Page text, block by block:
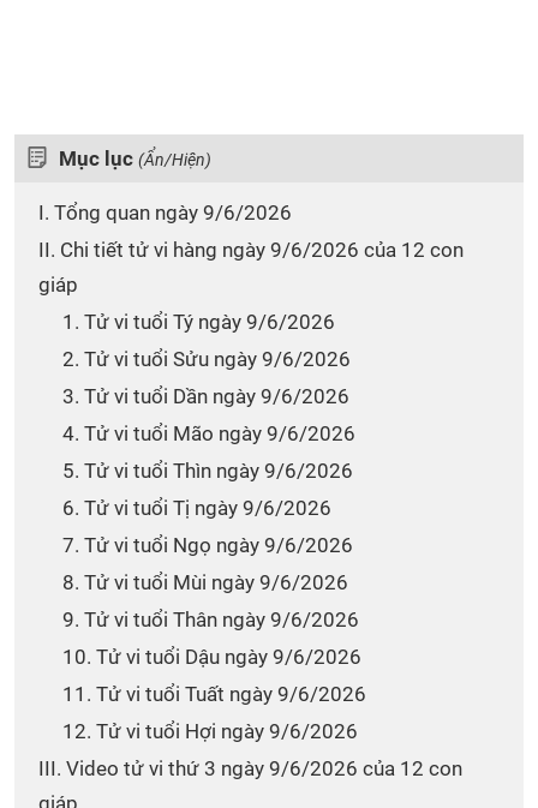
Mục lục (Ẩn/Hiện)
I. Tổng quan ngày 9/6/2026
II. Chi tiết tử vi hàng ngày 9/6/2026 của 12 con
giáp
1. Tử vi tuổi Tý ngày 9/6/2026
2. Tử vi tuổi Sửu ngày 9/6/2026
3. Tử vi tuổi Dần ngày 9/6/2026
4. Tử vi tuổi Mão ngày 9/6/2026
5. Tử vi tuổi Thìn ngày 9/6/2026
6. Tử vi tuổi Tị ngày 9/6/2026
7. Tử vi tuổi Ngọ ngày 9/6/2026
8. Tử vi tuổi Mùi ngày 9/6/2026
9. Tử vi tuổi Thân ngày 9/6/2026
10. Tử vi tuổi Dậu ngày 9/6/2026
11. Tử vi tuổi Tuất ngày 9/6/2026
12. Tử vi tuổi Hợi ngày 9/6/2026
III. Video tử vi thứ 3 ngày 9/6/2026 của 12 con
giáp